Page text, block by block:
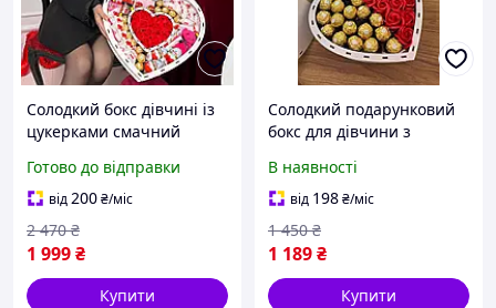
Солодкий бокс дівчині із
цукерками смачний
шоколаду для коханої
дружини в коробці
сюрприз сердечко
Готово до відправки
від200₴/міс
1 999₴
2 470 ₴
Купити
Солодкий подарунковий
бокс для дівчини з
солодкий набір із
солодощами у формі
серця на 8 березня
В наявності
від 198₴/міс
1 189₴
1 450 ₴
Купити